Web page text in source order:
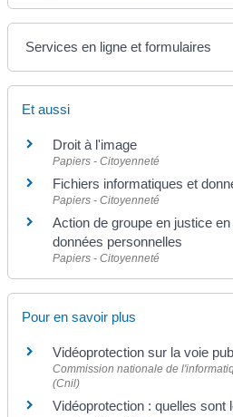
Services en ligne et formulaires
Et aussi
Droit à l'image
Papiers - Citoyenneté
Fichiers informatiques et
Papiers - Citoyenneté
Action de groupe en justice
données personnelles
Papiers - Citoyenneté
Pour en savoir plus
Vidéoprotection sur la voie
Commission nationale de
(Cnil)
Vidéoprotection : quelles sont